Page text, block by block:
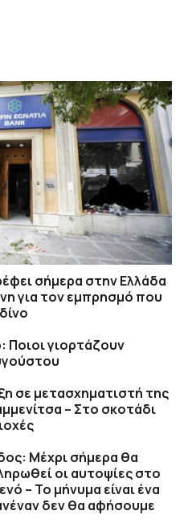
σήμερα στην Ελλάδα
για τον εμπρησμό που
Ποιοι γιορτάζουν
σε μετασχηματιστή της
– Στο σκοτάδι
Μέχρι σήμερα θα
οι αυτοψίες στο
– Το μήνυμα είναι ένα
δεν θα αφήσουμε